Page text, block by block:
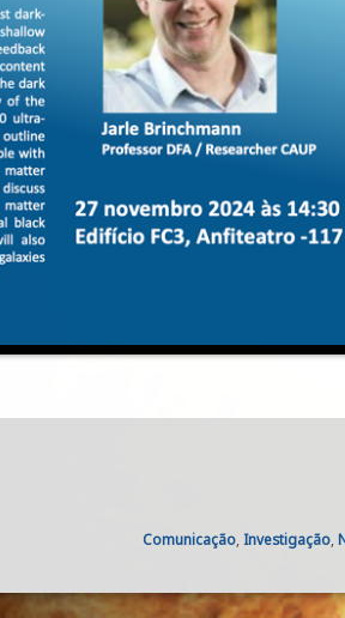
Categories:
Comunicação,Investigação,